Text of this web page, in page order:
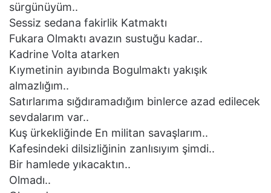
sürgünüyüm..
Sessiz sedana fakirlik Katmaktı
Fukara Olmaktı avazın sustuğu kadar..
Kadrine Volta atarken
Kıymetinin ayıbında Bogulmaktı yakışık
almazlığım..
Satırlarıma sığdıramadığım binlerce azad edilecek
sevdalarım var..
Kuş ürkekliğinde En militan savaşlarım..
Kafesindeki dilsizliğinin zanlısıyım şimdi..
Bir hamlede yıkacaktın..
Olmadı..